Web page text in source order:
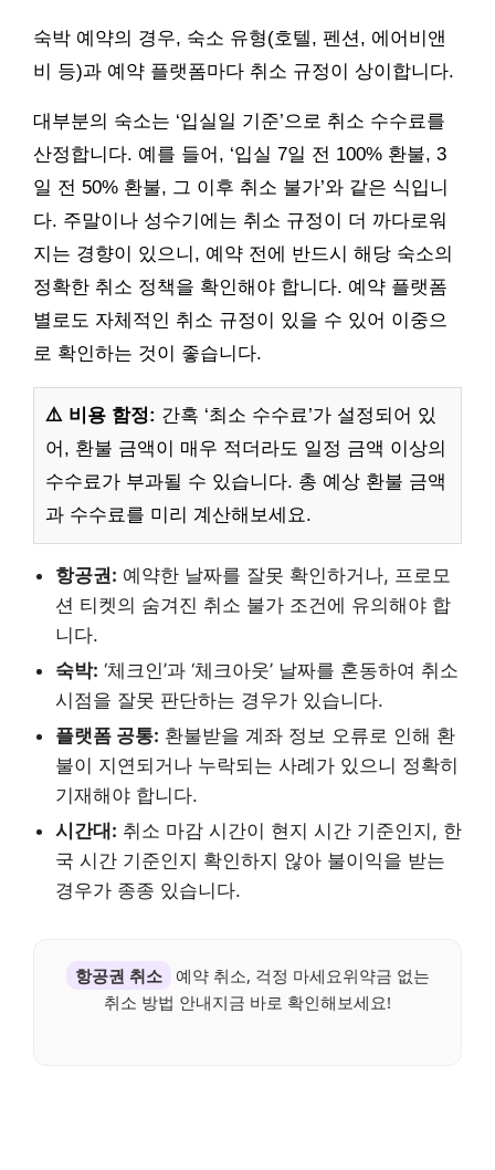
숙박 예약의 경우, 숙소 유형(호텔, 펜션, 에어비앤
비 등)과 예약 플랫폼마다 취소 규정이 상이합니다.
대부분의 숙소는 ‘입실일 기준’으로 취소 수수료를
산정합니다. 예를 들어, ‘입실 7일 전 100% 환불, 3
일 전 50% 환불, 그 이후 취소 불가’와 같은 식입니
다. 주말이나 성수기에는 취소 규정이 더 까다로워
지는 경향이 있으니, 예약 전에 반드시 해당 숙소의
정확한 취소 정책을 확인해야 합니다. 예약 플랫폼
별로도 자체적인 취소 규정이 있을 수 있어 이중으
로 확인하는 것이 좋습니다.
⚠️ 비용 함정: 간혹 ‘최소 수수료’가 설정되어 있
어, 환불 금액이 매우 적더라도 일정 금액 이상의
수수료가 부과될 수 있습니다. 총 예상 환불 금액
과 수수료를 미리 계산해보세요.
항공권: 예약한 날짜를 잘못 확인하거나, 프로모
션 티켓의 숨겨진 취소 불가 조건에 유의해야 합
니다.
숙박: ‘체크인’과 ‘체크아웃’ 날짜를 혼동하여 취소
시점을 잘못 판단하는 경우가 있습니다.
플랫폼 공통: 환불받을 계좌 정보 오류로 인해 환
불이 지연되거나 누락되는 사례가 있으니 정확히
기재해야 합니다.
시간대: 취소 마감 시간이 현지 시간 기준인지, 한
국 시간 기준인지 확인하지 않아 불이익을 받는
경우가 종종 있습니다.
항공권 취소
예약 취소, 걱정 마세요위약금 없는
취소 방법 안내지금 바로 확인해보세요!